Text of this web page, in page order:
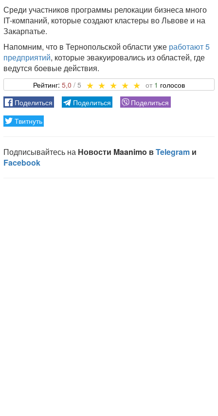
Среди участников программы релокации бизнеса много
IT-компаний, которые создают кластеры во Львове и на
Закарпатье.
Напомним, что в Тернопольской области уже работают 5
предприятий, которые эвакуировались из областей, где
ведутся боевые действия.
5,0 1